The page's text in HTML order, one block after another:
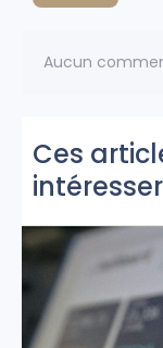
Aucun
Ces
intéresser